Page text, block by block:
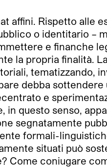
affini. Rispetto alle
o identitario –
e finanche
la propria finalità.
tematizzando,
debba
e
questo senso,
segnatamente
formali-
situati può
Come coniugare